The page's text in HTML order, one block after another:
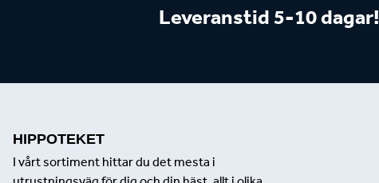
Leveranstid 5-10 dagar!
HIPPOTEKET
I vårt sortiment hittar du det mesta i